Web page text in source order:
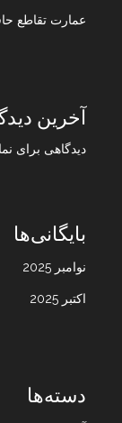
عمارت تقاطع
آخرین
دیدگاهی برای
بایگانی‌ها
نوامبر 2025
اکتبر 2025
دسته‌ها